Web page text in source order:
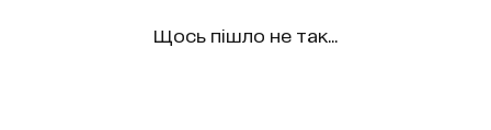
Щось пішло не так...